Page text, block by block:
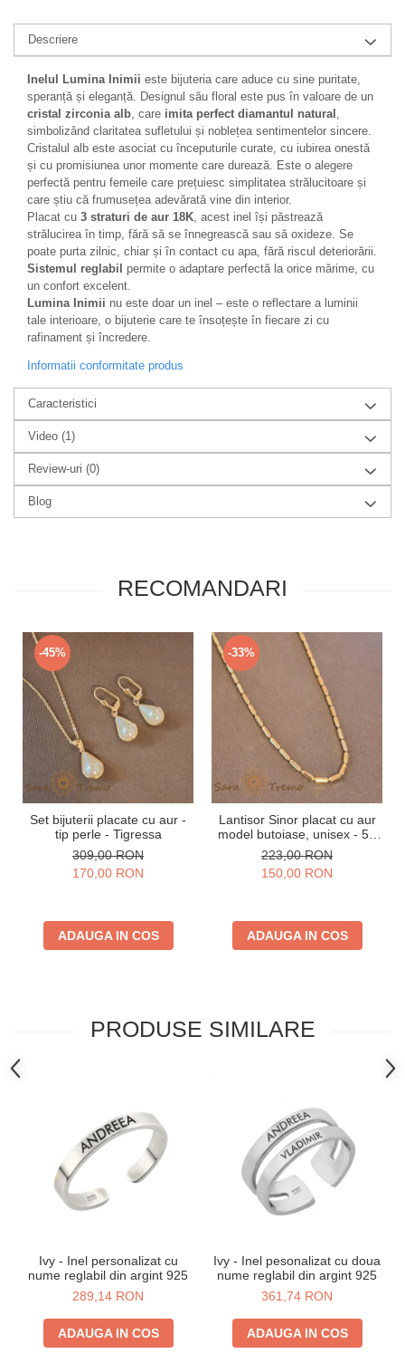
Descriere
Inelul Lumina Inimii este bijuteria care aduce cu sine puritate,
speranță și eleganță. Designul său floral este pus în valoare de un
cristal zirconia alb, care imita perfect diamantul natural ,
simbolizând claritatea sufletului și noblețea sentimentelor sincere.
Cristalul alb este asociat cu începuturile curate, cu iubirea onestă
și cu promisiunea unor momente care durează. Este o alegere
perfectă pentru femeile care prețuiesc simplitatea strălucitoare și
care știu că frumusețea adevărată vine din interior.
Placat cu 3 straturi de aur 18K, acest inel își păstrează
strălucirea în timp, fără să se înnegrească sau să oxideze. Se
poate purta zilnic, chiar și în contact cu apa, fără riscul deteriorării.
Sistemul reglabil
permite o adaptare perfectă la orice mărime, cu
un confort excelent.
Lumina Inimii nu este doar un inel – este o reflectare a luminii
tale interioare, o bijuterie care te însoțește în fiecare zi cu
rafinament și încredere.
Informatii conformitate produs
Caracteristici
Video (1)
Review-uri (0)
Blog
RECOMANDARI
-45%
Set bijuterii placate cu aur -
tip perle - Tigressa
309,00 RON
170,00 RON
ADAUGA IN COS
-33%
Lantisor Sinor placat cu aur
model butoiase, unisex - 50
cm
223,00 RON
150,00 RON
ADAUGA IN COS
PRODUSE SIMILARE
Ivy - Inel personalizat cu
nume reglabil din argint 925
289,14 RON
ADAUGA IN COS
Ivy - Inel pesonalizat cu doua
nume reglabil din argint 925
361,74 RON
ADAUGA IN COS